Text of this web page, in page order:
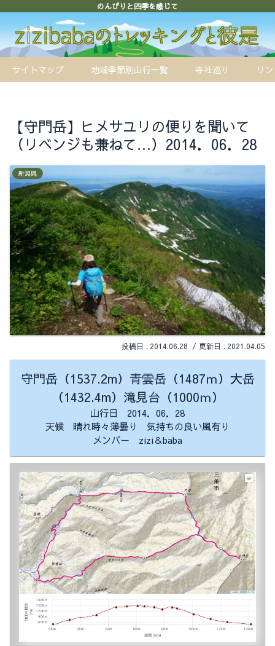
のんびりと四季を感じて
サイトマップ 地域季節別山行一覧 寺社巡り リ
【守門岳】ヒメサユリの便りを聞いて
（リベンジも兼ねて…）2014．06．28
新潟県
2014.06.28 2021.04.05
守門岳（1537.2m）青雲岳（1487ｍ）大岳
（1432.4m）滝見台（1000ｍ）
山行日 2014．06．28
天候 晴れ時々薄曇り 気持ちの良い風有り
メンバー zizi＆baba